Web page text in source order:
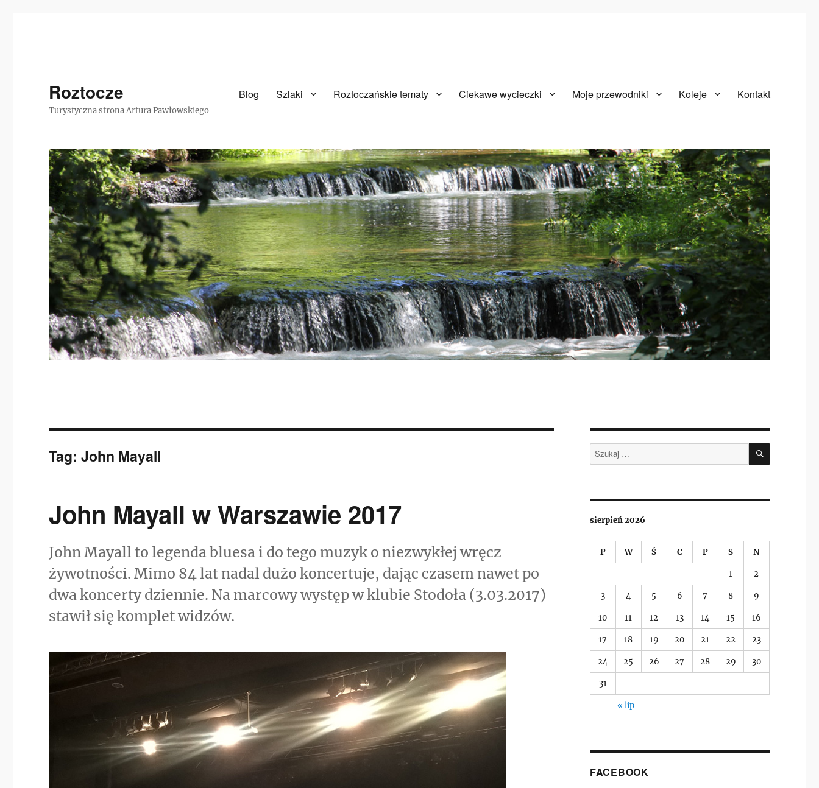
Roztocze
Turystyczna strona Artura Pawłowskiego
Blog Szlaki Roztoczańskie tematy Ciekawe wycieczki Moje przewodniki Koleje Kontakt
Tag:John Mayall
John Mayall w Warszawie 2017
John Mayall to legenda bluesa i do tego muzyk o niezwykłej wręcz
żywotności. Mimo 84 lat nadal dużo koncertuje, dając czasem nawet po
dwa koncerty dziennie. Na marcowy występ w klubie Stodoła (3.03.2017)
stawił się komplet widzów.
Szukaj: SZUKAJ
sierpień 2026
P W Ś C P S N
1 2
3 4 5 6 7 8 9
10 11 12 13 14 15 16
17 18 19 20 21 22 23
24 25 26 27 28 29 30
31
« lip
FACEBOOK